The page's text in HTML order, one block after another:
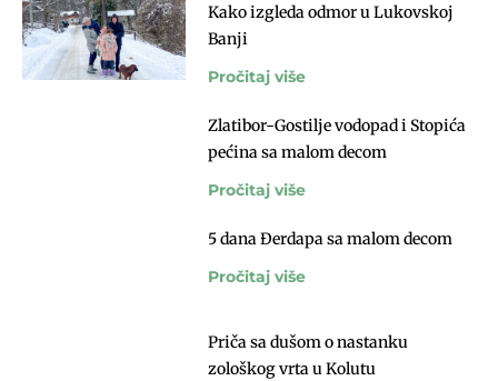
Kako izgleda odmor u Lukovskoj
Banji
Pročitaj više
Zlatibor-Gostilje vodopad i Stopića
pećina sa malom decom
Pročitaj više
5 dana Đerdapa sa malom decom
Pročitaj više
Priča sa dušom o nastanku
zološkog vrta u Kolutu